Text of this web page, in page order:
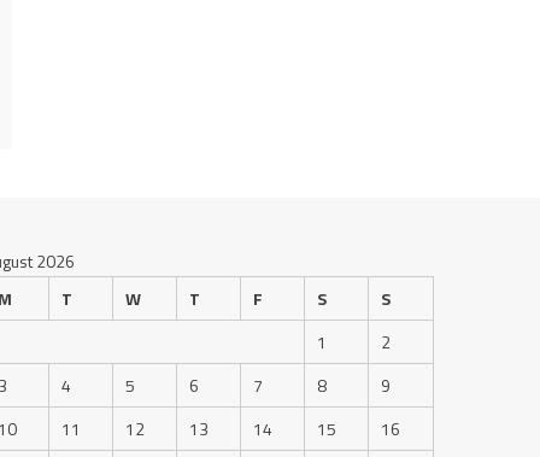
2026
M
T W T F S
S
1
2
3
4 5 6 7 8
9
10
11 12 13 14 15 16